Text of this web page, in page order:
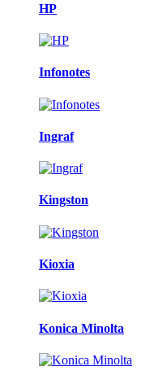
HP
Infonotes
Ingraf
Kingston
Kioxia
Konica Minolta